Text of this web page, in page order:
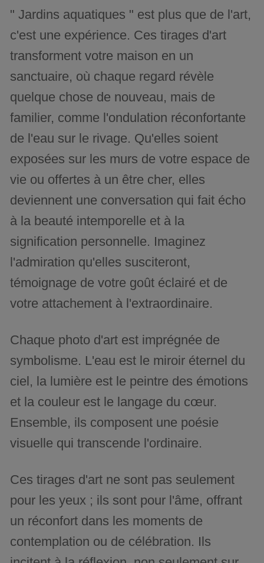
" Jardins aquatiques " est plus que de l'art,
c'est une expérience. Ces tirages d'art
transforment votre maison en un
sanctuaire, où chaque regard révèle
quelque chose de nouveau, mais de
familier, comme l'ondulation réconfortante
de l'eau sur le rivage. Qu'elles soient
exposées sur les murs de votre espace de
vie ou offertes à un être cher, elles
deviennent une conversation qui fait écho
à la beauté intemporelle et à la
signification personnelle. Imaginez
l'admiration qu'elles susciteront,
témoignage de votre goût éclairé et de
votre attachement à l'extraordinaire.
Chaque photo d'art est imprégnée de
symbolisme. L'eau est le miroir éternel du
ciel, la lumière est le peintre des émotions
et la couleur est le langage du cœur.
Ensemble, ils composent une poésie
visuelle qui transcende l'ordinaire.
Ces tirages d'art ne sont pas seulement
pour les yeux ; ils sont pour l'âme, offrant
un réconfort dans les moments de
contemplation ou de célébration. Ils